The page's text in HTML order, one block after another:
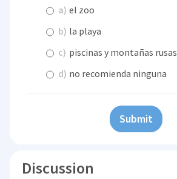
a) el zoo
b) la playa
c) piscinas y montañas rusas
d) no recomienda ninguna
Submit
Discussion